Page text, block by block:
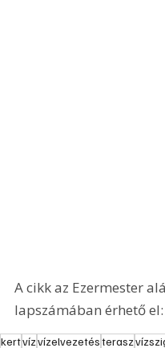
A cikk az Ezermester
lapszámában érhető
kertvízvízelvezetésterasz